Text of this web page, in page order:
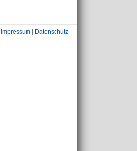
Impressum Datenschutz